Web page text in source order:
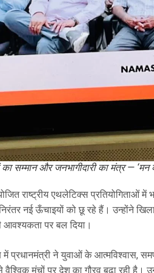
सम्मान और जनभागीदारी का मंत्र —
राष्ट्रीय एथलेटिक्स प्रतियोगिताओं में
नई ऊँचाइयों को छू रहे हैं। उन्होंने
पर बल दिया।
प्रधानमंत्री ने युवाओं के आत्मविश्वास,
मंचों पर देश का गौरव बढ़ा रही है।